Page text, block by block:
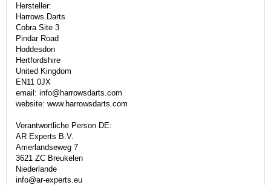
Hersteller:
Harrows Darts
Cobra Site 3
Pindar Road
Hoddesdon
Hertfordshire
United Kingdom
EN11 0JX
email: info@harrowsdarts.com
website: www.harrowsdarts.com
Verantwortliche Person DE:
AR Experts B.V.
Amerlandseweg 7
3621 ZC Breukelen
Niederlande
info@ar-experts.eu